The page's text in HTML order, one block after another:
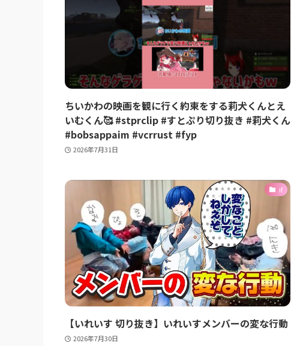
ちいかわの映画を観に行く約束をする莉犬くんとえ
いむくん🥰 #stprclip #すとぷり切り抜き #莉犬くん
#bobsappaim #vcrrust #fyp
2026年7月31日
if
【いれいす 切り抜き】いれいすメンバーの変な行動
2026年7月30日